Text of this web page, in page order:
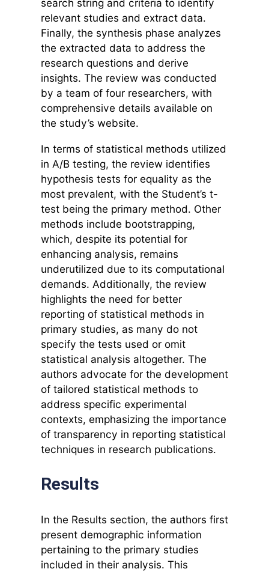
search string and criteria to identify
relevant studies and extract data.
Finally, the synthesis phase analyzes
the extracted data to address the
research questions and derive
insights. The review was conducted
by a team of four researchers, with
comprehensive details available on
the study’s website.
In terms of statistical methods utilized
in A/B testing, the review identifies
hypothesis tests for equality as the
most prevalent, with the Student’s t-
test being the primary method. Other
methods include bootstrapping,
which, despite its potential for
enhancing analysis, remains
underutilized due to its computational
demands. Additionally, the review
highlights the need for better
reporting of statistical methods in
primary studies, as many do not
specify the tests used or omit
statistical analysis altogether. The
authors advocate for the development
of tailored statistical methods to
address specific experimental
contexts, emphasizing the importance
of transparency in reporting statistical
techniques in research publications.
Results
In the Results section, the authors first
present demographic information
pertaining to the primary studies
included in their analysis. This